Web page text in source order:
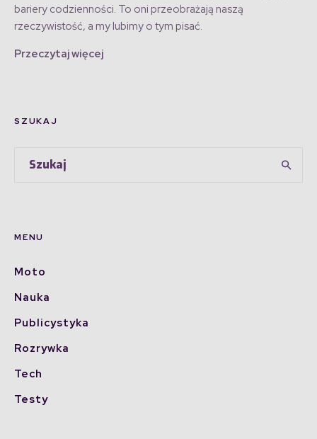
bariery codzienności. To oni przeobrażają naszą
rzeczywistość, a my lubimy o tym pisać.
Przeczytaj więcej
SZUKAJ
MENU
Moto
Nauka
Publicystyka
Rozrywka
Tech
Testy